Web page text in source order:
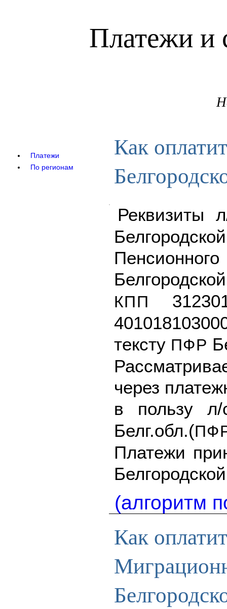
Платежи и
Платежи
По регионам
Как
Реквизиты
КПП
тексту ПФР
через
в пользу
Белг.обл.(
Платежи
(алгоритм
Как